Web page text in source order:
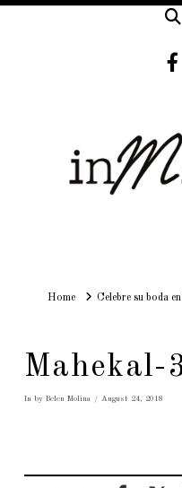
HomeHomeCelebre su boda
Mahekal-
In by Belen Molina August 24, 2018